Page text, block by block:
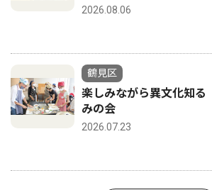
2026.08.06
鶴見区
楽しみながら異文化知
みの会
2026.07.23